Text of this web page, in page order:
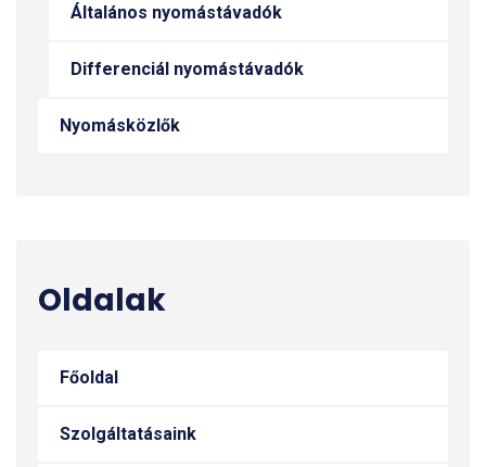
Általános nyomástávadók
Differenciál nyomástávadók
Nyomásközlők
Oldalak
Főoldal
Szolgáltatásaink